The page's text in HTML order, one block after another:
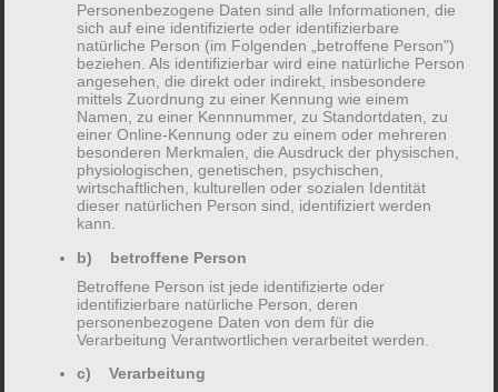
Die Mitarbeiterinnen verfügen über eine
Vielzahl
von Zusatzqualifikationen, unter anderem:
Zertifizierte Qualitätsbeauftragte
Sprachförderfachkraft für Kinder im
Krippenalter
Ausgebildete Familienpflegerin
Fachkraft für Dialogische Haltung und
Elternberatung
Personenbezogene Daten sind alle Informationen, die
sich auf eine identifizierte oder identifizierbare
natürliche Person (im Folgenden „betroffene Person")
beziehen. Als identifizierbar wird eine natürliche Person
angesehen, die direkt oder indirekt, insbesondere
mittels Zuordnung zu einer Kennung wie einem
Namen, zu einer Kennnummer, zu Standortdaten, zu
einer Online-Kennung oder zu einem oder mehreren
besonderen Merkmalen, die Ausdruck der physischen,
physiologischen, genetischen, psychischen,
wirtschaftlichen, kulturellen oder sozialen Identität
dieser natürlichen Person sind, identifiziert werden
kann.
b) betroffene Person
Betroffene Person ist jede identifizierte oder
identifizierbare natürliche Person, deren
personenbezogene Daten von dem für die
Verarbeitung Verantwortlichen verarbeitet werden.
c) Verarbeitung